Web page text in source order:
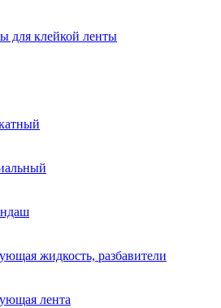
для клейкой ленты
жидкость, разбавители
лента